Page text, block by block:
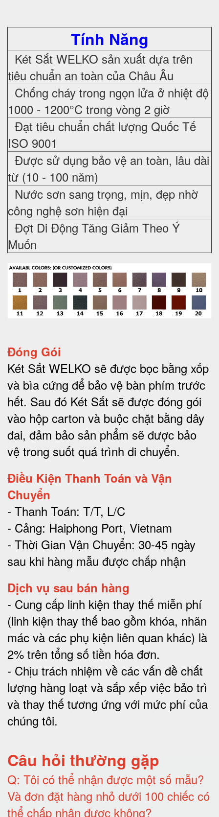
Tính Năng
Két Sắt WELKO sản xuất dựa trên
tiêu chuẩn an toàn của Châu Âu
Chống cháy trong ngọn lửa ở nhiệt độ
1000 - 1200°C trong vòng 2 giờ
Đạt tiêu chuẩn chất lượng Quốc Tế
ISO 9001
Được sử dụng bảo vệ an toàn, lâu dài
từ (10 - 100 năm)
Nước sơn sang trọng, mịn, đẹp nhờ
công nghệ sơn hiện đại
Đợt Di Động Tăng Giảm Theo Ý
Muốn
Đóng Gói
Két Sắt WELKO sẽ được bọc bằng xốp
và bìa cứng để bảo vệ bàn phím trước
hết. Sau đó Két Sắt sẽ được đóng gói
vào hộp carton và buộc chặt bằng dây
đai, đảm bảo sản phẩm sẽ được bảo
vệ trong suốt quá trình di chuyển.
Điều Kiện Thanh Toán và Vận
Chuyển
- Thanh Toán: T/T, L/C
- Cảng: Haiphong Port, Vietnam
- Thời Gian Vận Chuyển: 30-45 ngày
sau khi hàng mẫu được chấp nhận
Dịch vụ sau bán hàng
- Cung cấp linh kiện thay thế miễn phí
(linh kiện thay thế bao gồm khóa, nhãn
mác và các phụ kiện liên quan khác) là
2% trên tổng số tiền hóa đơn.
- Chịu trách nhiệm về các vấn đề chất
lượng hàng loạt và sắp xếp việc bảo trì
và thay thế tương ứng với mức phí của
chúng tôi.
Câu hỏi thường gặp
Q: Tôi có thể nhận được một số mẫu?
Và đơn đặt hàng nhỏ dưới 100 chiếc có
thể chấp nhận được không?